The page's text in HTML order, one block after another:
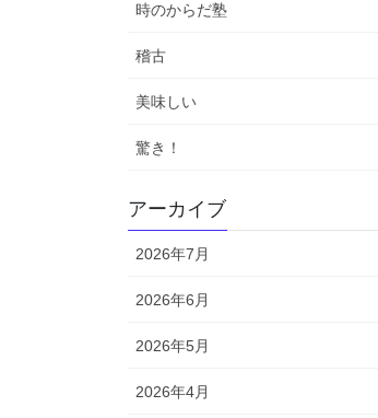
時のからだ塾
稽古
美味しい
驚き！
アーカイブ
2026年7月
2026年6月
2026年5月
2026年4月